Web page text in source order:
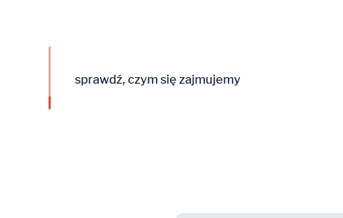
sprawdź, czym się zajmujemy